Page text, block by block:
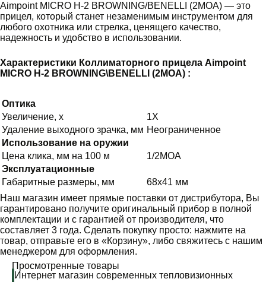
Aimpoint MICRO H-2 BROWNING/BENELLI (2MOA) — это
прицел, который станет незаменимым инструментом для
любого охотника или стрелка, ценящего качество,
надежность и удобство в использовании.
Характеристики Коллиматорного прицела Aimpoint
MICRO H-2 BROWNING\BENELLI (2MOA) :
Оптика
Увеличение, х
1X
Удаление выходного зрачка, мм Неограниченное
Использование на оружии
Цена клика, мм на 100 м
1/2МОА
Эксплуатационные
Габаритные размеры, мм
68х41 мм
Наш магазин имеет прямые поставки от дистрибутора, Вы
гарантировано получите оригинальный прибор в полной
комплектации и с гарантией от производителя, что
составляет 3 года. Сделать покупку просто: нажмите на
товар, отправьте его в «Корзину», либо свяжитесь с нашим
менеджером для оформления.
Просмотренные товары
Интернет магазин современных тепловизионных